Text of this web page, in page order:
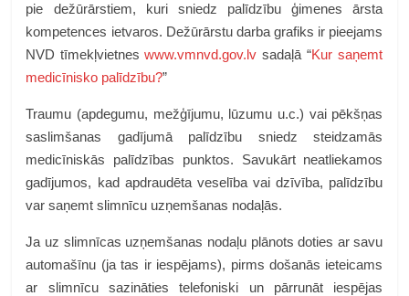
pie dežūrārstiem, kuri sniedz palīdzību ģimenes ārsta
kompetences ietvaros. Dežūrārstu darba grafiks ir pieejams
NVD tīmekļvietneswww.vmnvd.gov.lv sadaļā “Kur saņemt
medicīnisko palīdzību?”
Traumu (apdegumu, mežģījumu, lūzumu u.c.) vai pēkšņas
saslimšanas gadījumā palīdzību sniedz steidzamās
medicīniskās palīdzības punktos. Savukārt neatliekamos
gadījumos, kad apdraudēta veselība vai dzīvība, palīdzību
var saņemt slimnīcu uzņemšanas nodaļās.
Ja uz slimnīcas uzņemšanas nodaļu plānots doties ar savu
automašīnu (ja tas ir iespējams), pirms došanās ieteicams
ar slimnīcu sazināties telefoniski un pārrunāt iespējas